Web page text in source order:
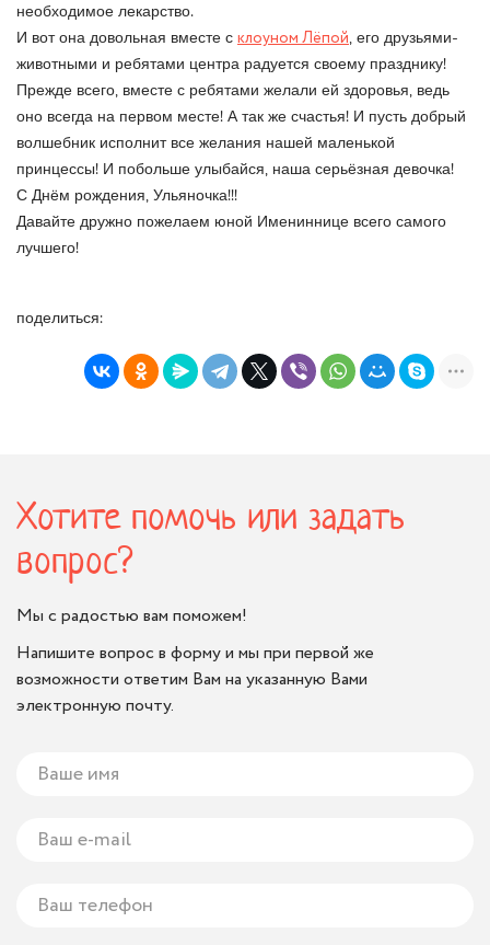
необходимое лекарство.
И вот она довольная вместе с клоуном Лёпой, его друзьями-
животными и ребятами центра радуется своему празднику!
Прежде всего, вместе с ребятами желали ей здоровья, ведь
оно всегда на первом месте! А так же счастья! И пусть добрый
волшебник исполнит все желания нашей маленькой
принцессы! И побольше улыбайся, наша серьёзная девочка!
С Днём рождения, Ульяночка!!!
Давайте дружно пожелаем юной Имениннице всего самого
лучшего!
поделиться:
Хотите помочь или задать
вопрос?
Мы с радостью вам поможем!
Напишите вопрос в форму и мы при первой же
возможности ответим Вам на указанную Вами
электронную почту.